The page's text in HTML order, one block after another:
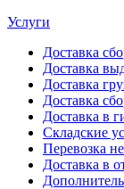
Услуги
Доставка
Доставка
Доставка
Доставка
Доставка в
Складские
Перевозка
Доставка в